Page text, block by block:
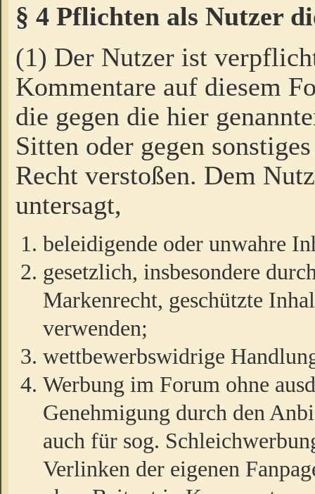
§ 4 Pflichten als Nutzer
(1) Der Nutzer ist
Kommentare auf diesem
die gegen die hier
Sitten oder gegen
Recht verstoßen. Dem
untersagt,
beleidigende oder unwahre
gesetzlich, insbesondere
Markenrecht, geschützte
verwenden;
wettbewerbswidrige
Werbung im Forum ohne
Genehmigung durch den
auch für sog.
Verlinken der eigenen